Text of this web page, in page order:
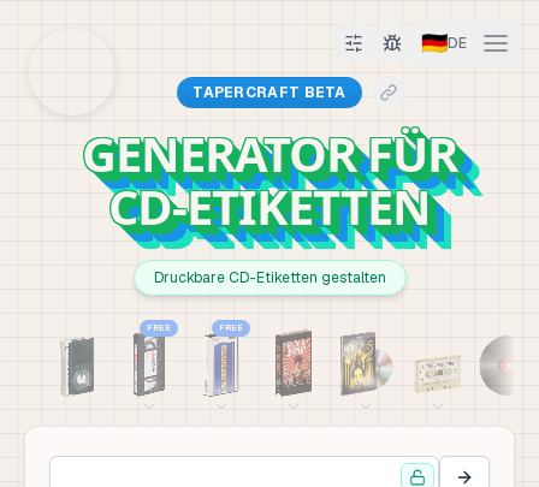
🇩🇪DE
TAPERCRAFT BETA
GENERATOR FÜR
CD-ETIKETTEN
Druckbare CD-Etiketten gestalten
FREE FREE